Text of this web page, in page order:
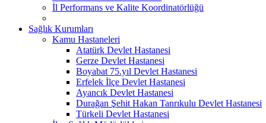
İl Performans ve Kalite Koordinatörlüğü
Sağlık Kurumları
Kamu Hastaneleri
Atatürk Devlet Hastanesi
Gerze Devlet Hastanesi
Boyabat 75.yıl Devlet Hastanesi
Erfelek İlçe Devlet Hastanesi
Ayancık Devlet Hastanesi
Durağan Şehit Hakan Tanrıkulu Devlet Hastanesi
Türkeli Devlet Hastanesi